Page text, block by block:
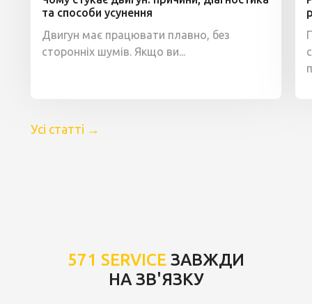
та способи усунення
Двигун має працювати плавно, без
сторонніх шумів. Якщо ви...
Усі статті →
571 SERVICE ЗАВЖДИ
НА ЗВ'ЯЗКУ